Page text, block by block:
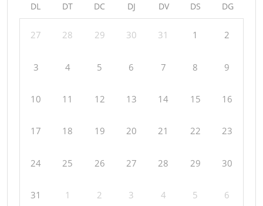
DL DT DC DJ DV DS DG
27 28 29 30 31 1 2
3 4 5 6 7 8 9
10 11 12 13 14 15 16
17 18 19 20 21 22 23
24 25 26 27 28 29 30
31 1 2 3 4 5 6